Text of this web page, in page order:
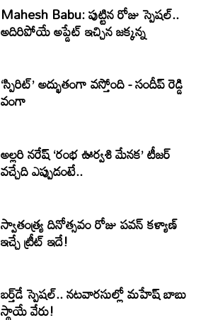
Mahesh Babu: పుట్టిన రోజు స్పెషల్..
అదిరిపోయే అప్డేట్ ఇచ్చిన జక్కన్న
‘స్పిరిట్’ అద్భుతంగా వస్తోంది - సందీప్ రెడ్డి
వంగా
అల్లరి నరేష్ ‘రంభ ఊర్వశి మేనక’ టీజర్
వచ్చేది ఎప్పుడంటే..
స్వాతంత్య్ర దినోత్సవం రోజు పవన్ కళ్యాణ్
ఇచ్చే ట్రీట్ ఇదే!
బర్త్‌‌డే స్పెషల్.. నటవారసుల్లో మహేష్ బాబు
స్థాయే వేరు!